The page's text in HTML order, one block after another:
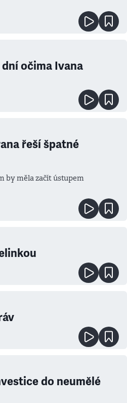
očima Ivana
řeší špatné
by měla začít ústupem
do neumělé